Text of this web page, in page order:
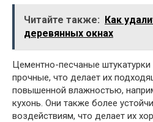
Читайте также: Как
деревянных окнах
Цементно-песчаные штукатурки
прочные, что делает их
повышенной влажностью,
кухонь. Они также более
воздействиям, что делает их